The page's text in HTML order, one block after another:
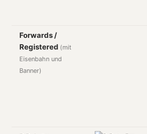
Forwards /
Registered (mit
Eisenbahn und
Banner)